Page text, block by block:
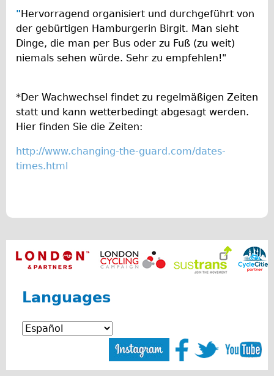
About
Tour Guides
Catherine
Safety
Become an Agent
Blog
FAQ
Tour FAQ
Hire FAQ
Other FAQ
Bikes on Trains
Excursion Ideas
"Hervorragend organisiert und durchgeführt von
der gebürtigen Hamburgerin Birgit. Man sieht
Dinge, die man per Bus oder zu Fuß (zu weit)
niemals sehen würde. Sehr zu empfehlen!"
*Der Wachwechsel findet zu regelmäßigen Zeiten
statt und kann wetterbedingt abgesagt werden.
Hier finden Sie die Zeiten:
http://www.changing-the-guard.com/dates-
times.html
Languages